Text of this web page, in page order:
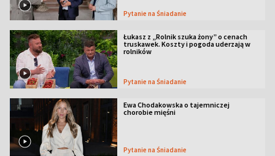
Pytanie na Śniadanie
Łukasz z „Rolnik szuka żony” o cenach
truskawek. Koszty i pogoda uderzają w
rolników
Pytanie na Śniadanie
Ewa Chodakowska o tajemniczej
chorobie mięśni
Pytanie na Śniadanie